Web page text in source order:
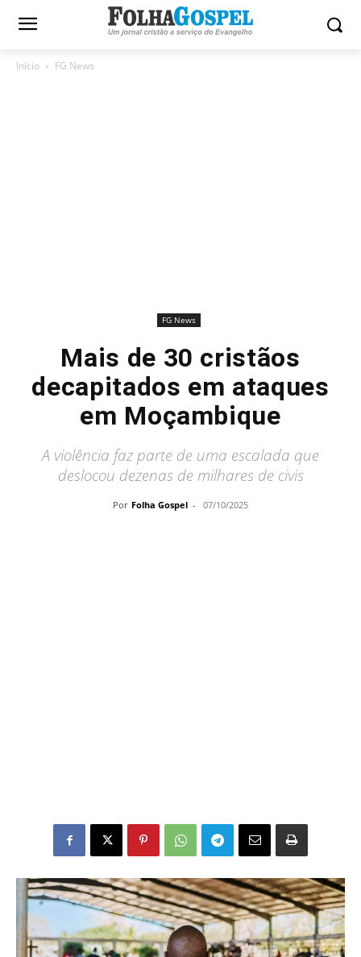
Início FG News
FG News
Mais de 30 cristãos
decapitados em ataques
em Moçambique
A violência faz parte de uma escalada que
deslocou dezenas de milhares de civis
Por Folha Gospel - 07/10/2025